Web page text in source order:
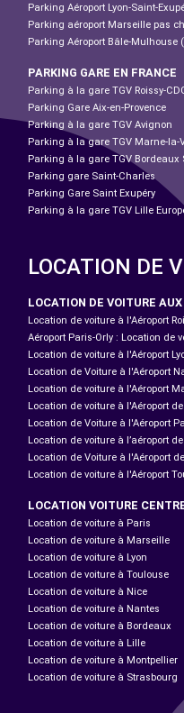
Parking Aéroport Lyon-Saint-
Parking aéroport Marseille pas
Parking Aéroport Bâle-Mulhouse
PARKING GARE EN FRANCE
Parking à la gare TGV Roissy-
Parking Gare Aix-en-Provence
Parking à la gare TGV Avignon
Parking à la gare TGV Marne-la-
Parking à la gare TGV Bordeaux
Parking gare Saint-Charles
Parking Gare Saint Exupéry
Parking à la gare TGV Lille
LOCATION DE
LOCATION DE VOITURE
Location de voiture à l'Aéroport
Aéroport Paris-Orly : Location de
Location de voiture à l'Aéroport
Location de Voiture à l'Aéroport
Location de voiture à l'Aéroport
Location de voiture à l'Aéroport
Location de Voiture à l'Aéroport
Location de voiture à l’aéroport
Location de Voiture à l'Aéroport
Location de voiture à l'Aéroport
LOCATION VOITURE
Location de voiture à Paris
Location de voiture à Marseille
Location de voiture à Lyon
Location de voiture à Toulouse
Location de voiture à Nice
Location de voiture à Nantes
Location de voiture à Bordeaux
Location de voiture à Lille
Location de voiture à Montpellier
Location de voiture à Strasbourg